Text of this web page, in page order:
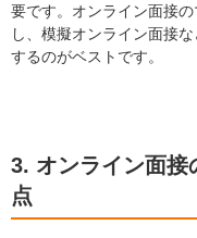
要です。オンライン面接
し、模擬オンライン面接
するのがベストです。
3. オンライン面接
点